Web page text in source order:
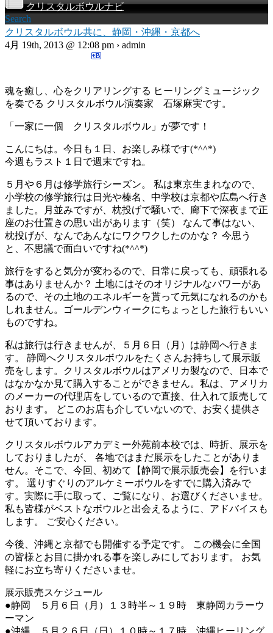
クリスタルボウルナビ
Search
クリスタルボウル共に、静岡・沖縄・京都へ
4月 19th, 2013 @ 12:08 pm › admin
魂を癒し、心をクリアリングする ヒーリングミュージック
を奏でる クリスタルボウル演奏家 石塚麻実です。
「一家に一個 クリスタルボウル」が夢です！
こんにちは。今日も１日、お楽しみ様です(*^^*)
今週もラスト１日で週末ですね。
５月や６月は修学旅行シーズン。 私は東京生まれなので、
小学校の修学旅行は日光や榛名、中学校は京都や広島へ行き
ました。月並みですが、枕投げで騒いで、廊下で深夜まで正
座のお仕置きの思い出があります（笑） なんて事はない、
枕投げが、なんであんなにワクワクしたのかな？ 今思う
と、不思議で面白いですね(*^^*)
旅行をすると気分が変わるので、日常に戻っても、頑張れる
事はありませんか？ 土地にはそのオリジナルなパワーがあ
るので、その土地のエネルギーを貰って元気になれるのかも
しれません。ゴールデンウィークにちょっとした旅行もいい
ものですね。
私は旅行は行きませんが、５月６日（月）は静岡へ行きま
す。 静岡へクリスタルボウルをたくさんお持ちして展示販
売をします。クリスタルボウルはアメリカ製なので、日本で
はなかなか見て購入することができません。私は、アメリカ
のメーカーの代理店をしているので直接、仕入れて販売して
おります。 どこのお店も介していないので、お安く提供さ
せて頂いております。
クリスタルボウルアカデミー外苑前本校では、時折、展示を
しておりましたが、 各地ではまだ展示をしたことがありま
せん。そこで、今回、初めて【静岡で展示販売会】を行いま
す。 選りすぐりのアルケミーボウルをすでに購入済みで
す。実際に手に取って、ご覧になり、お選びくださいませ。
私も皆様がベストなボウルと出会えるように、アドバイスも
します。 ご安心ください。
今後、沖縄と京都でも開催する予定です。 この機会に全国
の皆様とお目に掛かれる事を楽しみにしております。 お気
軽にお立ち寄りくださいませ。
展示販売スケジュール
●静岡 ５月６日（月）１３時半～１９時 東静岡カラーウ
ーマン
●沖縄 ５月２６日（日）１０時～１７時 沖縄ヒーリング